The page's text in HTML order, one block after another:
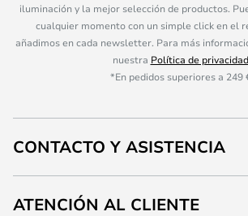
iluminación y la mejor selección de productos.
cualquier momento con un simple click en el
añadimos en cada newsletter. Para más
nuestra Política de privacidad
*En pedidos superiores a 249
CONTACTO Y ASISTENCIA
ATENCIÓN AL CLIENTE